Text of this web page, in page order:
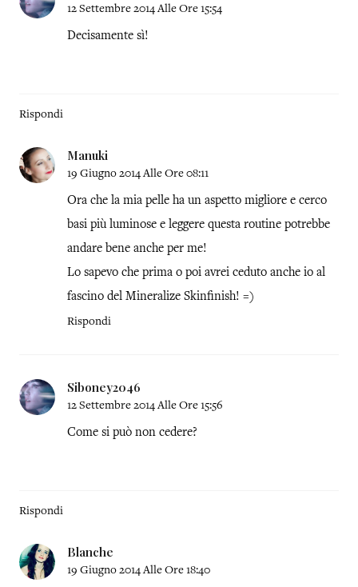
12 Settembre 2014 Alle Ore 15:54
Decisamente sì!
Rispondi
Manuki
19 Giugno 2014 Alle Ore 08:11
Ora che la mia pelle ha un aspetto migliore e cerco
basi più luminose e leggere questa routine potrebbe
andare bene anche per me!
Lo sapevo che prima o poi avrei ceduto anche io al
fascino del Mineralize Skinfinish! =)
Rispondi
Siboney2046
12 Settembre 2014 Alle Ore 15:56
Come si può non cedere?
Rispondi
Blanche
19 Giugno 2014 Alle Ore 18:40